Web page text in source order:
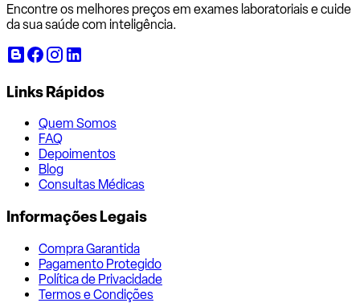
Encontre os melhores preços em exames laboratoriais e cuide
da sua saúde com inteligência.
Links Rápidos
Quem Somos
FAQ
Depoimentos
Blog
Consultas Médicas
Informações Legais
Compra Garantida
Pagamento Protegido
Política de Privacidade
Termos e Condições